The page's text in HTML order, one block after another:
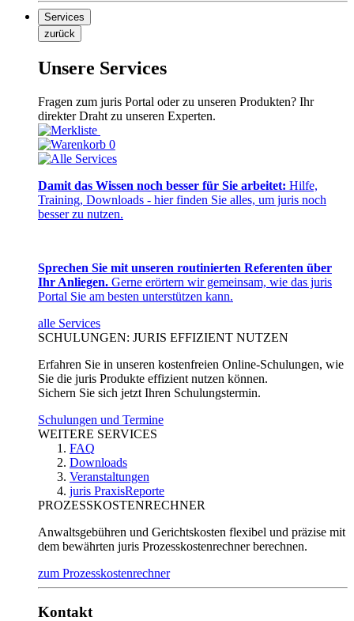
Services
zurück
Unsere Services
Fragen zum juris Portal oder zu unseren Produkten? Ihr
direkter Draht zu unseren Experten.
0
Damit das Wissen noch besser für Sie arbeitet: Hilfe,
Training, Downloads - hier finden Sie alles, um juris noch
besser zu nutzen.
Sprechen Sie mit unseren routinierten Referenten über
Ihr Anliegen. Gerne erörtern wir gemeinsam, wie das juris
Portal Sie am besten unterstützen kann.
alle Services
SCHULUNGEN: JURIS EFFIZIENT NUTZEN
Erfahren Sie in unseren kostenfreien Online-Schulungen, wie
Sie die juris Produkte effizient nutzen können.
Sichern Sie sich jetzt Ihren Schulungstermin.
Schulungen und Termine
WEITERE SERVICES
FAQ
Downloads
Veranstaltungen
juris PraxisReporte
PROZESSKOSTENRECHNER
Anwaltsgebühren und Gerichtskosten flexibel und präzise mit
dem bewährten juris Prozesskostenrechner berechnen.
zum Prozesskostenrechner
Kontakt